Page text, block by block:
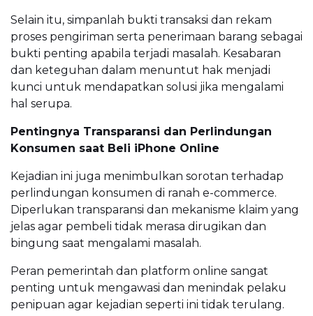
Selain itu, simpanlah bukti transaksi dan rekam
proses pengiriman serta penerimaan barang sebagai
bukti penting apabila terjadi masalah. Kesabaran
dan keteguhan dalam menuntut hak menjadi
kunci untuk mendapatkan solusi jika mengalami
hal serupa.
Pentingnya Transparansi dan Perlindungan
Konsumen saat Beli iPhone Online
Kejadian ini juga menimbulkan sorotan terhadap
perlindungan konsumen di ranah e-commerce.
Diperlukan transparansi dan mekanisme klaim yang
jelas agar pembeli tidak merasa dirugikan dan
bingung saat mengalami masalah.
Peran pemerintah dan platform online sangat
penting untuk mengawasi dan menindak pelaku
penipuan agar kejadian seperti ini tidak terulang.